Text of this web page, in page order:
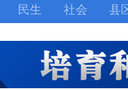
民生
社会 县